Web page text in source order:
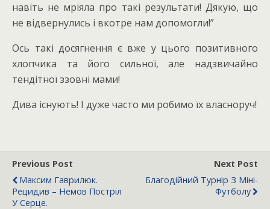
навіть не мріяла про такі результати! Дякую, що
не відвернулись і вкотре нам допомогли!”
Ось такі досягнення є вже у цього позитивного
хлопчика та його сильної, але надзвичайно
тендітної ззовні мами!
Дива існують! І дуже часто ми робимо їх власноруч!
Previous Post
Максим Гаврилюк.
Рецидив – Немов Постріл
У Серце.
Next Post
Благодійний Турнір З Міні-
Футболу